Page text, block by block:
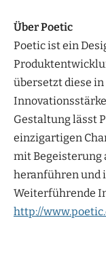
Über Poetic
Poetic ist ein
übersetzt diese
Gestaltung lässt
einzigartigen
mit Begeisterung
heranführen und
Weiterführende
http://